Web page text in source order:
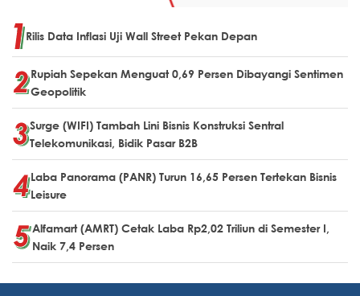
Rilis Data Inflasi Uji Wall Street Pekan Depan
Rupiah Sepekan Menguat 0,69 Persen Dibayangi Sentimen
Geopolitik
Surge (WIFI) Tambah Lini Bisnis Konstruksi Sentral
Telekomunikasi, Bidik Pasar B2B
Laba Panorama (PANR) Turun 16,65 Persen Tertekan Bisnis
Leisure
Alfamart (AMRT) Cetak Laba Rp2,02 Triliun di Semester I,
Naik 7,4 Persen